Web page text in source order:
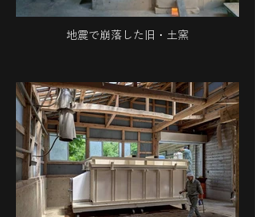
地震で崩落した旧・土窯